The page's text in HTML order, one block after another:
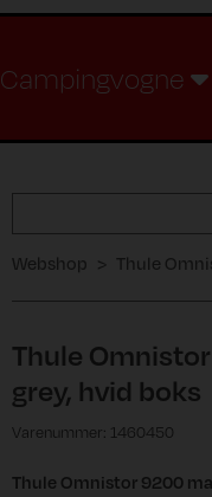
Campingvogne
Webshop Thule
Thule
grey, hvid boks
Varenummer: 1460450
Thule Omnistor 9200